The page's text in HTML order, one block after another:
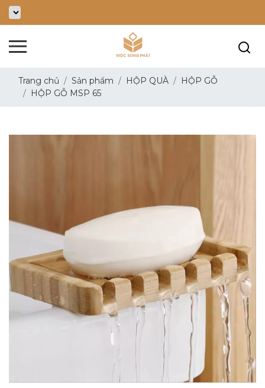
Trang chủ Sản phẩm HỘP QUÀ
HỘP GỖ
HỘP GỖ MSP 65